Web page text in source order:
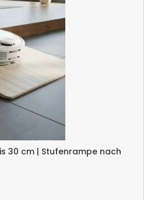
30 cm | Stufenrampe nach